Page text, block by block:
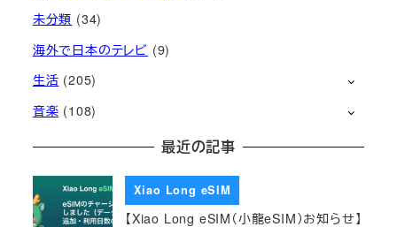
未分類 (34)
海外で日本のテレビ (9)
生活 (205)
音楽 (108)
最近の記事
Xiao Long eSIM
【Xiao Long eSIM（小龍eSIM）お知らせ】